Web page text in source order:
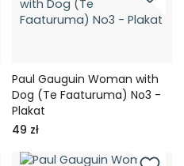
Paul Gauguin Woman with
Dog (Te Faaturuma) No3 -
Plakat
49 zł